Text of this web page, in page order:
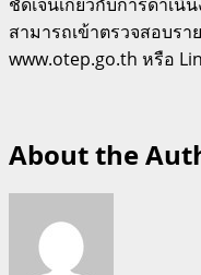
สามารถเข้าตรวจสอบรา
www.otep.go.th หรือ
About the